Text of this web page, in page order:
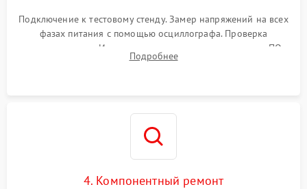
Подключение к тестовому стенду. Замер напряжений на всех
фазах питания с помощью осциллографа. Проверка
инициализации. Использование специализированного ПО
MATS
Подробнее
4. Компонентный ремонт